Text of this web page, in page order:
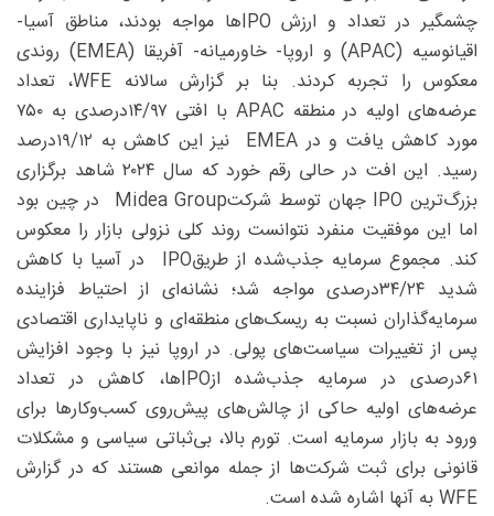
چشمگیر در تعداد و ارزش IPOها مواجه بودند، مناطق آسیا-
اقیانوسیه (APAC) و اروپا- خاورمیانه- آفریقا (EMEA) روندی
معکوس را تجربه کردند. بنا بر گزارش سالانه ‌WFE، تعداد
عرضه‌های اولیه در منطقه APAC با افتی ۹۷/‏‏۱۴درصدی به ۷۵۰
مورد کاهش یافت و در EMEA نیز این کاهش به ۱۲/‏‏۱۹‌درصد
رسید. این افت در حالی رقم خورد که سال ۲۰۲۴ شاهد برگزاری
بزرگ‌ترین IPO جهان توسط شرکتMidea Group در چین بود
اما این موفقیت منفرد نتوانست روند کلی نزولی بازار را معکوس
کند. مجموع سرمایه جذب‌شده از طریقIPO در آسیا با کاهش
شدید ۲۴/‏‏۳۴‌درصدی مواجه شد؛ نشانه‌ای از احتیاط فزاینده
سرمایه‌گذاران نسبت به ریسک‌های منطقه‌ای و ناپایداری اقتصادی
پس از تغییرات سیاست‌های پولی. در اروپا نیز با وجود افزایش
۶۱‌درصدی در سرمایه جذب‌شده ازIPOها، کاهش در تعداد
عرضه‌های اولیه حاکی از چالش‌های پیش‌روی کسب‌وکارها برای
ورود به بازار سرمایه است. تورم بالا، بی‌ثباتی سیاسی و مشکلات
قانونی برای ثبت شرکت‌ها از جمله موانعی هستند که در گزارش
WFE به آنها اشاره شده است.